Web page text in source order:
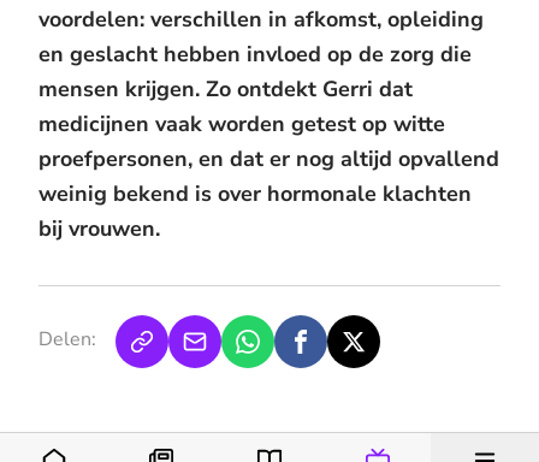
voordelen: verschillen in afkomst, opleiding
en geslacht hebben invloed op de zorg die
mensen krijgen. Zo ontdekt Gerri dat
medicijnen vaak worden getest op witte
proefpersonen, en dat er nog altijd opvallend
weinig bekend is over hormonale klachten
bij vrouwen.
Delen: